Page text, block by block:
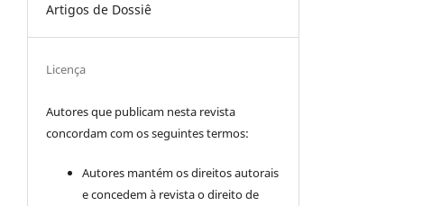
Artigos de Dossiê
Licença
Autores que publicam nesta revista
concordam com os seguintes termos:
Autores mantém os direitos autorais
e concedem à revista o direito de